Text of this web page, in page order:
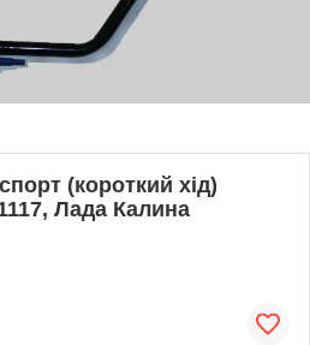
(короткий хід)
Лада Калина